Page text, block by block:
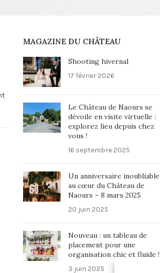
MAGAZINE DU CHÂTEAU
Shooting hivernal
17 février 2026
Le Château de Naours se
dévoile en visite virtuelle :
explorez lieu depuis chez
vous !
16 septembre 2025
Un anniversaire inoubliable
au cœur du Château de
Naours – 8 mars 2025
20 juin 2025
Nouveau : un tableau de
placement pour une
organisation chic et fluide !
3 juin 2025